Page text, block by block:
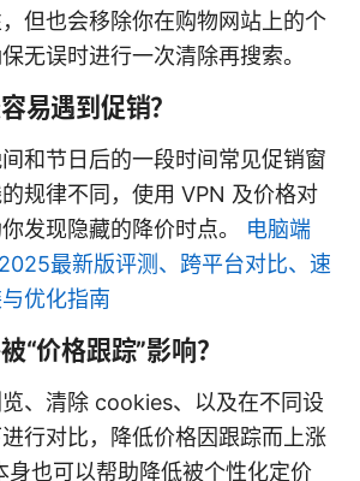
但也会移除你在购物网站上的个
无误时进行一次清除再搜索。
易遇到促销？
和节日后的一段时间常见促销窗
规律不同，使用 VPN 及价格对
发现隐藏的降价时点。 电脑端
最新版评测、跨平台对比、速
优化指南
“价格跟踪”影响？
、清除 cookies、以及在不同设
行对比，降低价格因跟踪而上涨
身也可以帮助降低被个性化定价